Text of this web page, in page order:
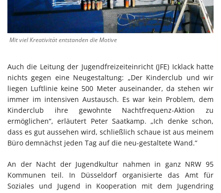
Mit viel Kreativität entstanden die Motive
Auch die Leitung der Jugendfreizeiteinricht (JFE) Icklack hatte
nichts gegen eine Neugestaltung: „Der Kinderclub und wir
liegen Luftlinie keine 500 Meter auseinander, da stehen wir
immer im intensiven Austausch. Es war kein Problem, dem
Kinderclub ihre gewohnte Nachtfrequenz-Aktion zu
ermöglichen“, erläutert Peter Saatkamp. „Ich denke schon,
dass es gut aussehen wird, schließlich schaue ist aus meinem
Büro demnächst jeden Tag auf die neu-gestaltete Wand.“
An der Nacht der Jugendkultur nahmen in ganz NRW 95
Kommunen teil. In Düsseldorf organisierte das Amt für
Soziales und Jugend in Kooperation mit dem Jugendring